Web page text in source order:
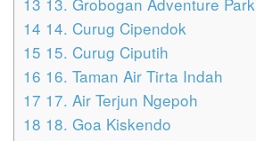
14 14. Curug Cipendok
15 15. Curug Ciputih
16 16. Taman Air Tirta Indah
17 17. Air Terjun Ngepoh
18 18. Goa Kiskendo